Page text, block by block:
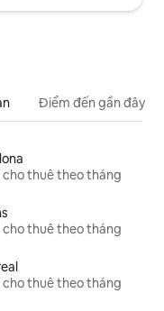
Điểm đến gần đây
cho thuê theo tháng
cho thuê theo tháng
cho thuê theo tháng